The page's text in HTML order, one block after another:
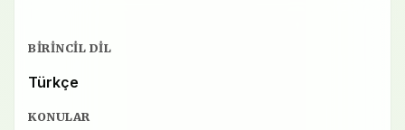
BIRINCIL DIL
Türkçe
KONULAR